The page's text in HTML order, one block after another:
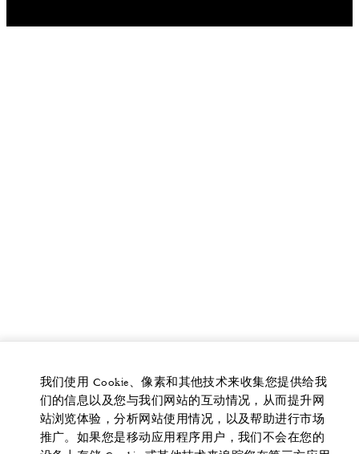
我们使用 Cookie、像素和其他技术来收集您提供给我
们的信息以及您与我们网站的互动情况，从而提升网
站浏览体验，分析网站使用情况，以及帮助进行市场
推广。如果您是移动应用程序用户，我们不会在您的